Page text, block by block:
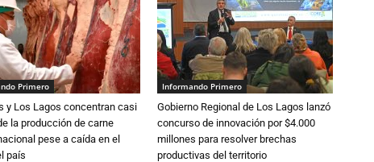
Primero
y Los Lagos concentran casi
la producción de carne
pese a caída en el
país
Informando Primero
Gobierno Regional de Los Lagos lanzó
concurso de innovación por $4.000
millones para resolver brechas
productivas del territorio